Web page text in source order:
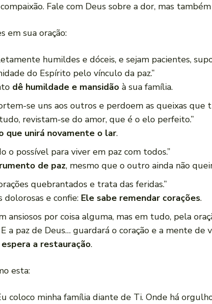
Fale com Deus sobre a dor, mas também
em sua oração:
humildes e dóceis, e sejam pacientes,
do Espírito pelo vínculo da paz.”
dê humildade e mansidão à sua família.
se uns aos outros e perdoem as queixas
revistam-se do amor, que é o elo perfeito.”
que unirá novamente o lar.
o possível para viver em paz com todos.”
de paz, mesmo que o outro ainda não
quebrantados e trata das feridas.”
e confie: Ele sabe remendar corações.
ansiosos por coisa alguma, mas em tudo, pela
a paz de Deus… guardará o coração e a mente de
a restauração.
esta:
coloco minha família diante de Ti. Onde há